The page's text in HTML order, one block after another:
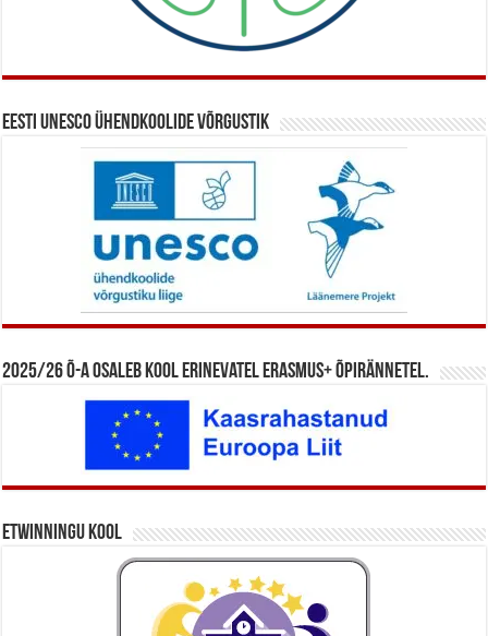
Eesti UNESCO ühendkoolide võrgustik
2025/26 õ-a osaleb kool erinevatel Erasmus+ õpirännetel.
eTwinningu kool